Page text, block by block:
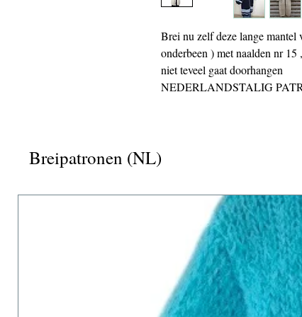
Brei nu zelf deze lange mantel
onderbeen ) met naalden nr
niet teveel gaat doorhangen
NEDERLANDSTALIG
Breipatronen (NL)